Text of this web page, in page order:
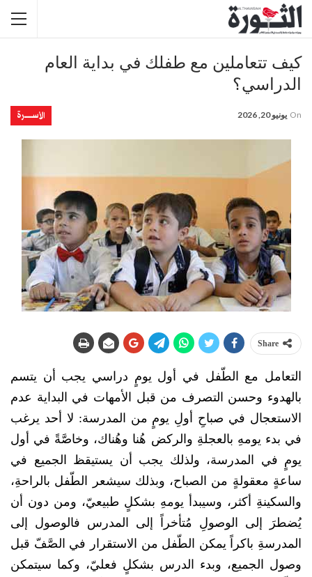
كيف تتعاملين مع طفلك في بداية العام
الدراسي؟
الأســــــرة On يونيو 20, 2026
Share
التعامل مع الطّفل في أول يومٍ دراسي يجب أن يتسم
بالهدوء وحسن التصرف من قبل الأمهات في البداية عدم
الاستعجال في صباحِ أولِ يومٍ من المدرسة: لا أحد يرغب
في بدء يومهِ بالعجلةِ والركض هُنا وهُناك، وخاصَّةً في أول
يومٍ في المدرسة، ولذلك يجب أن يستيقظ الجميع في
ساعةٍ معقولةٍ من الصباح، وبذلك سيشعر الطّفل بالراحةِ،
والسكينةِ أكثر، وسيبدأ يومهِ بشكلٍ طبيعيّ، ومن دون أن
يُضطرَ إلى الوصولِ مُتأخراً إلى المدرس فالوصول إلى
المدرسةِ باكراً يمكن الطّفل من الاستقرار في الصَّفّ قبل
وصول الجميع، وبدء الدرس بشكلٍ فعليّ، وكما سيتمكن